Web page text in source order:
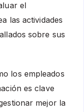
el
las actividades
sobre sus
los empleados
es clave
mejor la